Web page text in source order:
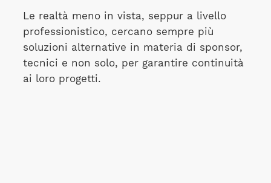
Le realtà meno in vista, seppur a livello
professionistico, cercano sempre più
soluzioni alternative in materia di sponsor,
tecnici e non solo, per garantire continuità
ai loro progetti.